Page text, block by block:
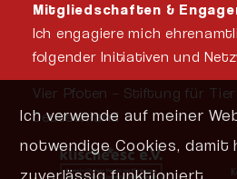
Mitgliedschaften &
Ich engagiere mich
folgender Initiativen und
Vier Pfoten – Stiftung für
Deutschland
Ich verwende auf meiner
notwendige Cookies, damit
zuverlässig funktioniert.